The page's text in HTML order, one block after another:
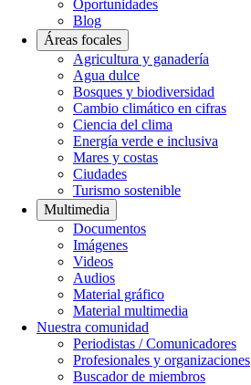
Oportunidades
Blog
Áreas focales
Agricultura y ganadería
Agua dulce
Bosques y biodiversidad
Cambio climático en cifras
Ciencia del clima
Energía verde e inclusiva
Mares y costas
Ciudades
Turismo sostenible
Multimedia
Documentos
Imágenes
Videos
Audios
Material gráfico
Material multimedia
Nuestra comunidad
Periodistas / Comunicadores
Profesionales y organizaciones
Buscador de miembros